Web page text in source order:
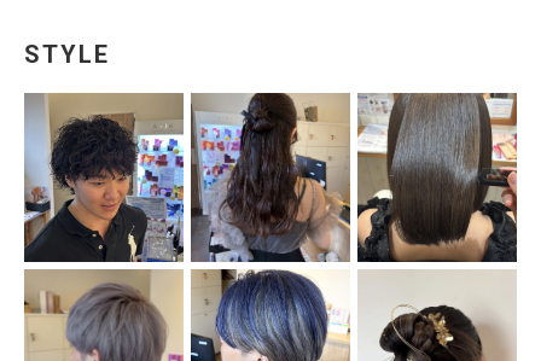
STYLE